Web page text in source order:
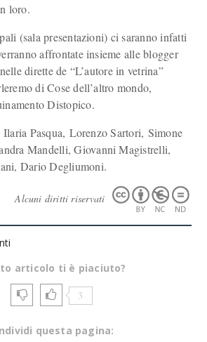
loro.
(sala presentazioni) ci saranno infatti
affrontate insieme alle blogger
dirette de “L’autore in vetrina”
di Cose dell’altro mondo,
Distopico.
Pasqua, Lorenzo Sartori, Simone
Mandelli, Giovanni Magistrelli,
Dario Degliumoni.
Alcuni diritti riservati
articolo ti è piaciuto?
3
questa pagina: